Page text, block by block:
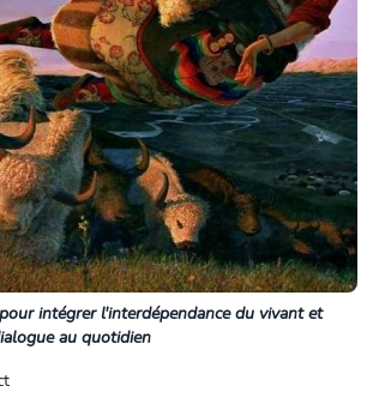
intégrer l'interdépendance du vivant et
au quotidien